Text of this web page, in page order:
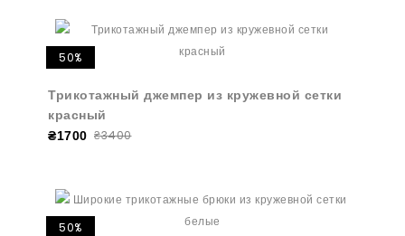
50%
Трикотажный джемпер из кружевной сетки
красный
₴1700 ₴3400
50%